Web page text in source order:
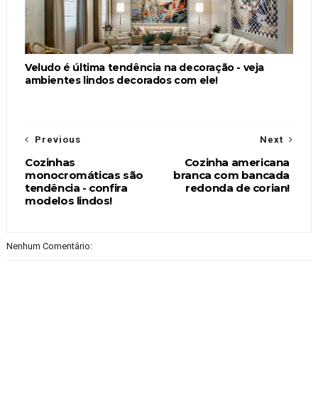
Veludo é última tendência na decoração - veja
ambientes lindos decorados com ele!
Next
Cozinha americana
branca com bancada
redonda de corian!
Previous
Cozinhas
monocromáticas são
tendência - confira
modelos lindos!
Nenhum Comentário: